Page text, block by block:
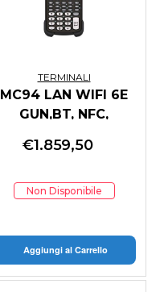
TERMINALI
MC94 LAN WIFI 6E
GUN,BT, NFC,
€1.859,50
Non Disponibile
Aggiungi al Carrello